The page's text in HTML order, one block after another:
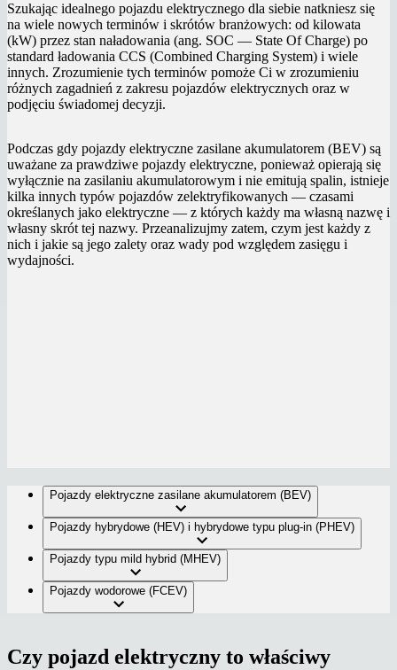
Szukając idealnego pojazdu elektrycznego dla siebie natkniesz się
na wiele nowych terminów i skrótów branżowych: od kilowata
(kW) przez stan naładowania (ang. SOC — State Of Charge) po
standard ładowania CCS (Combined Charging System) i wiele
innych. Zrozumienie tych terminów pomoże Ci w zrozumieniu
różnych zagadnień z zakresu pojazdów elektrycznych oraz w
podjęciu świadomej decyzji.
Podczas gdy pojazdy elektryczne zasilane akumulatorem (BEV) są
uważane za prawdziwe pojazdy elektryczne, ponieważ opierają się
wyłącznie na zasilaniu akumulatorowym i nie emitują spalin, istnieje
kilka innych typów pojazdów zelektryfikowanych — czasami
określanych jako elektryczne — z których każdy ma własną nazwę i
własny skrót tej nazwy. Przeanalizujmy zatem, czym jest każdy z
nich i jakie są jego zalety oraz wady pod względem zasięgu i
wydajności.
Pojazdy elektryczne zasilane akumulatorem (BEV)
Pojazdy hybrydowe (HEV) i hybrydowe typu plug-in (PHEV)
Pojazdy typu mild hybrid (MHEV)
Pojazdy wodorowe (FCEV)
Czy pojazd elektryczny to właściwy